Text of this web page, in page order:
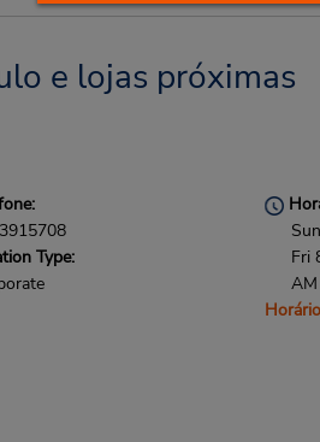
e lojas próximas
Type:
Fri